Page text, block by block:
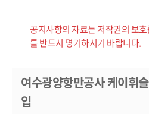
공지사항의 자료는 저작권의 보
를 반드시 명기하시기 바랍니다.
여수광양항만공사 케이휘
입